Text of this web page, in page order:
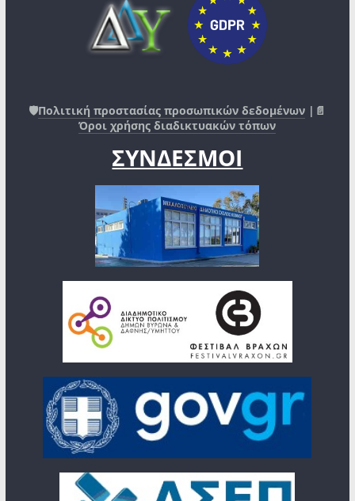
🛡️Πολιτική προστασίας προσωπικών δεδομένων |📄
Όροι χρήσης διαδικτυακών τόπων
ΣΥΝΔΕΣΜΟΙ